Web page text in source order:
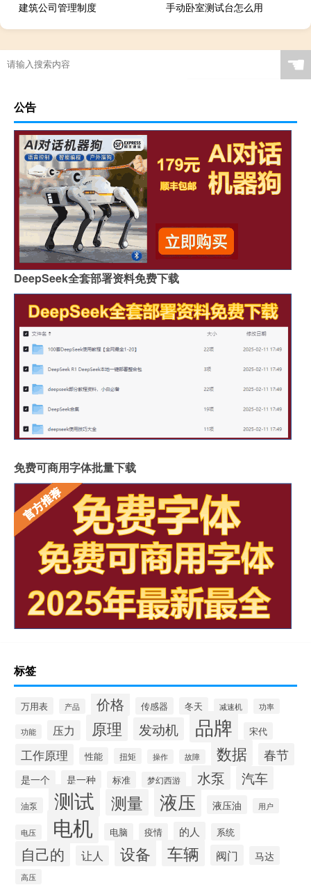
建筑公司管理制度 手动卧室测试台怎么用
☚
公告
DeepSeek全套部署资料免费下载
免费可商用字体批量下载
标签
万用表 产品 价格 传感器 冬天 减速机 功率
功能 压力 原理 发动机 品牌 宋代
工作原理 性能 扭矩 操作 故障 数据 春节
是一个 是一种 标准 梦幻西游 水泵 汽车
油泵 测试 测量 液压 液压油 用户
电压 电机 电脑 疫情 的人 系统
自己的 让人 设备 车辆 阀门 马达
高压